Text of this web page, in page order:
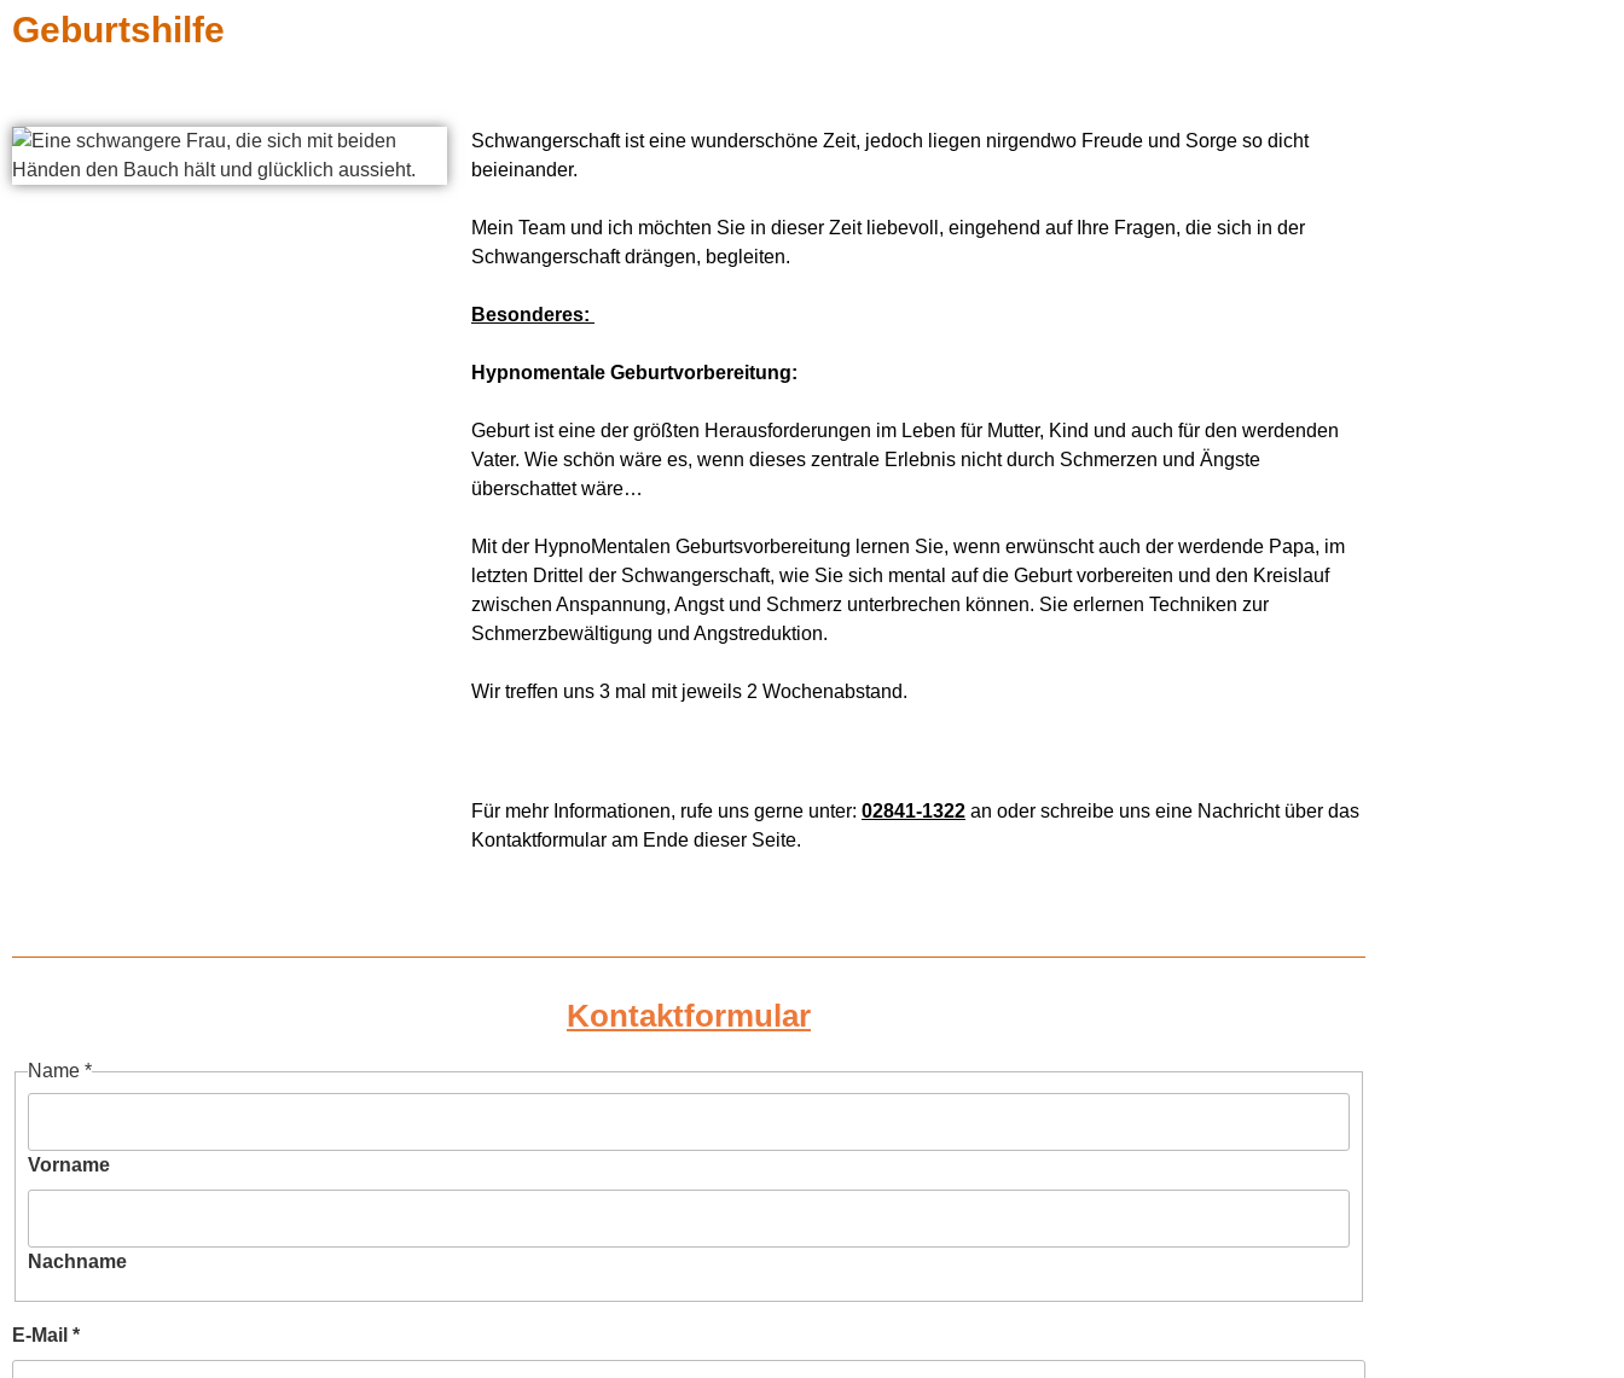
Geburtshilfe
Schwangerschaft ist eine wunderschöne Zeit, jedoch liegen nirgendwo Freude und Sorge so dicht
beieinander.
Mein Team und ich möchten Sie in dieser Zeit liebevoll, eingehend auf Ihre Fragen, die sich in der
Schwangerschaft drängen, begleiten.
Besonderes:
Hypnomentale Geburtvorbereitung:
Geburt ist eine der größten Herausforderungen im Leben für Mutter, Kind und auch für den werdenden
Vater. Wie schön wäre es, wenn dieses zentrale Erlebnis nicht durch Schmerzen und Ängste
überschattet wäre…
Mit der HypnoMentalen Geburtsvorbereitung lernen Sie, wenn erwünscht auch der werdende Papa, im
letzten Drittel der Schwangerschaft, wie Sie sich mental auf die Geburt vorbereiten und den Kreislauf
zwischen Anspannung, Angst und Schmerz unterbrechen können. Sie erlernen Techniken zur
Schmerzbewältigung und Angstreduktion.
Wir treffen uns 3 mal mit jeweils 2 Wochenabstand.
Für mehr Informationen, rufe uns gerne unter: 02841-1322an oder schreibe uns eine Nachricht über das
Kontaktformular am Ende dieser Seite.
Kontaktformular
Name *
Vorname
Nachname
E-Mail *